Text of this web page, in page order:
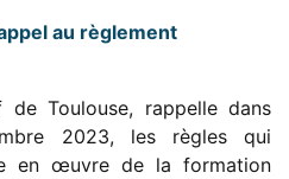
au règlement
de Toulouse, rappelle dans
2023, les règles qui
en œuvre de la formation